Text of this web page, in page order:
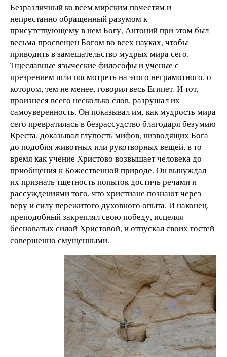
Безразличный ко всем мирским почестям и
непрестанно обращенный разумом к
присутствующему в нем Богу, Антоний при этом был
весьма просвещен Богом во всех науках, чтобы
приводить в замешательство мудрых мира сего.
Тщеславные языческие философы и ученые с
презрением шли посмотреть на этого неграмотного, о
котором, тем не менее, говорил весь Египет. И тот,
произнеся всего несколько слов, разрушал их
самоуверенность. Он показывал им, как мудрость мира
сего превратилась в безрассудство благодаря безумию
Креста, доказывал глупость мифов, низводящих Бога
до подобия животных или рукотворных вещей, в то
время как учение Христово возвышает человека до
приобщения к Божественной природе. Он вынуждал
их признать тщетность попыток достичь речами и
рассуждениями того, что христиане познают через
веру и силу пережитого духовного опыта. И наконец,
преподобный закреплял свою победу, исцеляя
бесноватых силой Христовой, и отпускал своих гостей
совершенно смущенными.